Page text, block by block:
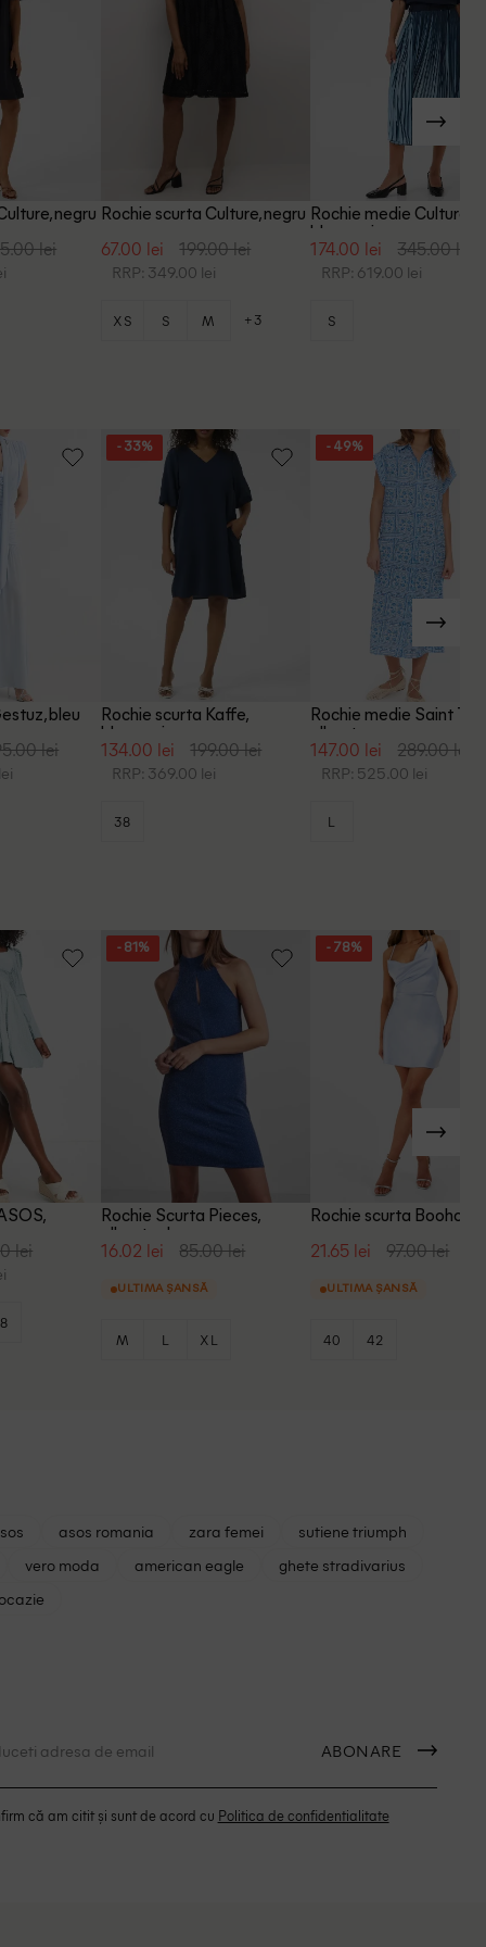
negru
lei
Rochie scurta Culture, negru
67.00 lei 199.00 lei
RRP: 349.00 lei
XS S M +3
Rochie medie Culture,
bleumarin
174.00 lei 345.00 lei
RRP: 619.00 lei
S
bleu
lei
- 33%
Rochie scurta Kaffe,
bleumarin
134.00 lei 199.00 lei
RRP: 369.00 lei
38
- 49%
Rochie medie Saint
albastru
147.00 lei 289.00 lei
RRP: 525.00 lei
L
lei
- 81%
Rochie Scurta Pieces,
albastru, L
16.02 lei 85.00 lei
ULTIMA ȘANSĂ
M L XL
- 78%
Rochie scurta Boohoo,
21.65 lei 97.00 lei
ULTIMA ȘANSĂ
40 42
asos romania zara femei
sutiene triumph
vero moda american eagle
ghete stradivarius
ABONARE
că am citit și sunt de acord cu Politica de confidentialitate